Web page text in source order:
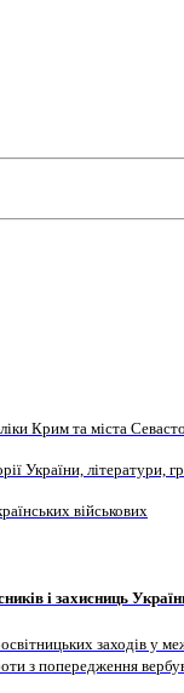
Крим та міста
України, літератури,
військових
і захисниць
заходів у
з попередження